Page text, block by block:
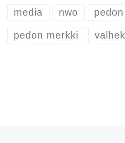
media nwo
pedon merkki